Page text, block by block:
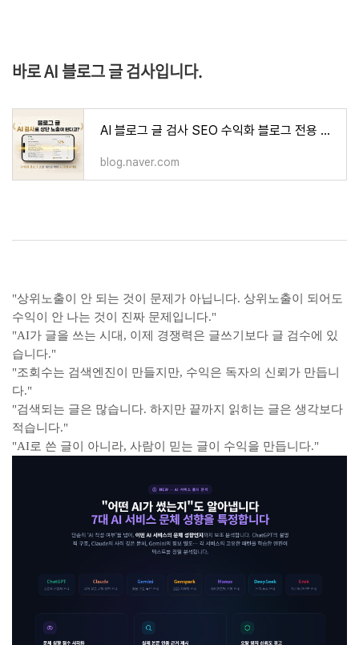
바로 AI 블로그 글 검사입니다.
AI 블로그 글 검사 SEO 수익화 블로그 전용 분석(AI 탐지 카피 클리어) 발행 전 확인하면 수익이 달
blog.naver.com
"상위노출이 안 되는 것이 문제가 아닙니다. 상위노출이 되어도
수익이 안 나는 것이 진짜 문제입니다."
"AI가 글을 쓰는 시대, 이제 경쟁력은 글쓰기보다 글 검수에 있
습니다."
"조회수는 검색엔진이 만들지만, 수익은 독자의 신뢰가 만듭니
다."
"검색되는 글은 많습니다. 하지만 끝까지 읽히는 글은 생각보다
적습니다."
"AI로 쓴 글이 아니라, 사람이 믿는 글이 수익을 만듭니다."